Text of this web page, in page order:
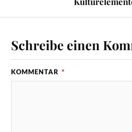
Schreibe einen
KOMMENTAR *